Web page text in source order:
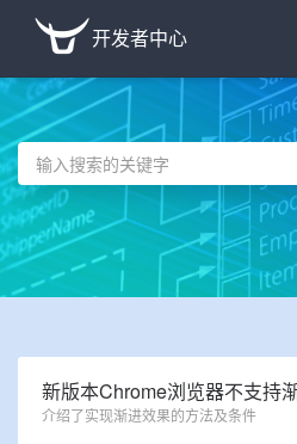
开发者中心
新版本Chrome浏览器不支持
介绍了实现渐进效果的方法及条件